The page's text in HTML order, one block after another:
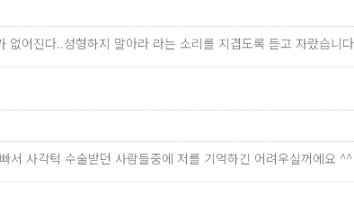
어진다..성형하지 말아라 라는 소리를 지겹도록 듣고 자랐습
서 사각턱 수술받던 사람들중에 저를 기억하긴 어려우실꺼에요